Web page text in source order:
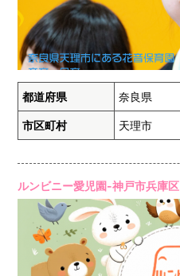
都道府県 奈良県
市区町村 天理市
ルンビニー愛児園-神戸市兵庫区